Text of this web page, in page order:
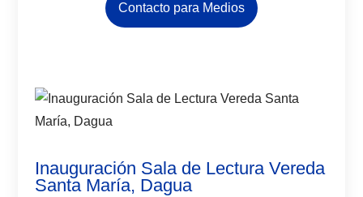
Presiona enter para buscar o ESC para cerrar
Contacto para Medios
Inauguración Sala de Lectura Vereda
Santa María, Dagua